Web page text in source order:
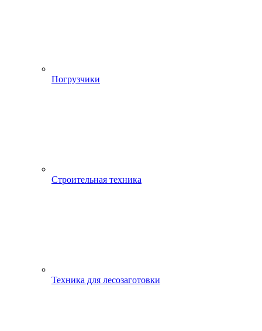
Погрузчики
Строительная техника
Техника для лесозаготовки